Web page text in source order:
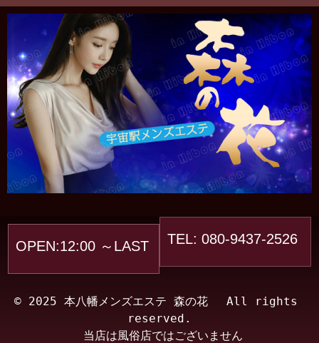
OPEN:12:00 ～LAST TEL: 080-9437-2526
© 2025 本八幡メンズエステ 森の花　 All rights
reserved.
当店は風俗店ではございません